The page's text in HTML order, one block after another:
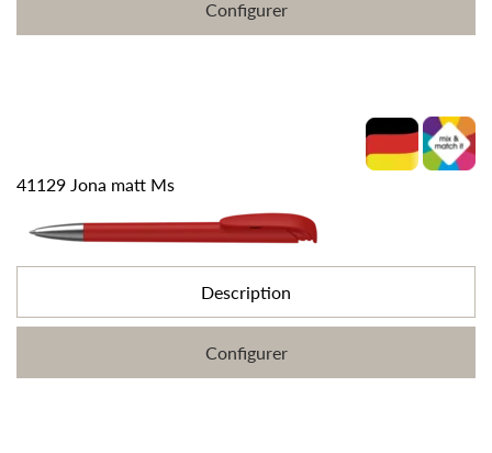
Configurer
41129 Jona matt Ms
Description
Configurer